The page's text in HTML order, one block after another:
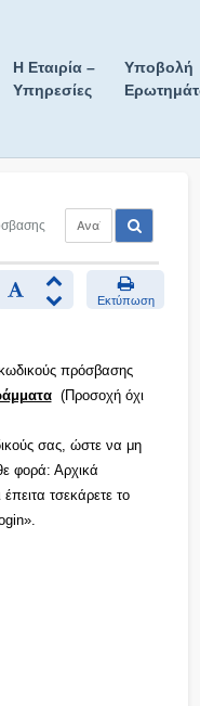
Η Εταιρία –
Υπηρεσίες
Υποβολή
Εκτύπωση
πρόσβασης
(Προσοχή όχι
σας, ώστε να μη
φορά: Αρχικά
τσεκάρετε το